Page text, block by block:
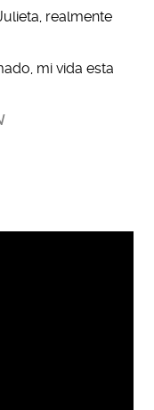
realmente
mi vida esta